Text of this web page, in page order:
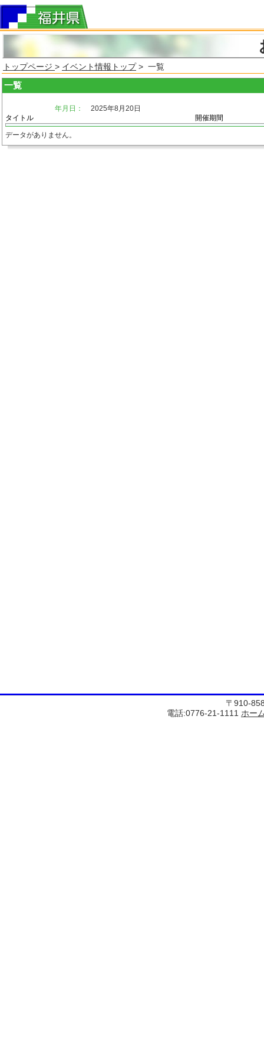
トップページ > イベント情報トップ> 一覧
一覧
年月日：
2025年8月20日
タイトル
開催期間
データがありません。
〒910-
電話:0776-21-1111 ホー